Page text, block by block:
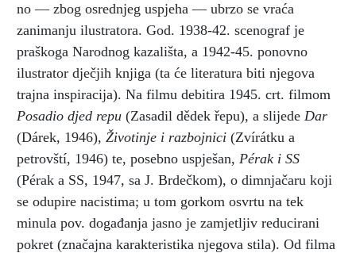
no — zbog osrednjeg uspjeha — ubrzo se vraća
zanimanju ilustratora. God. 1938-42. scenograf je
praškoga Narodnog kazališta, a 1942-45. ponovno
ilustrator dječjih knjiga (ta će literatura biti njegova
trajna inspiracija). Na filmu debitira 1945. crt. filmom
Posadio djed repu (Zasadil dědek řepu), a slijede Dar
(Dárek, 1946), Životinje i razbojnici (Zvírátku a
petrovští, 1946) te, posebno uspješan, Pérak i SS
(Pérak a SS, 1947, sa J. Brdečkom), o dimnjačaru koji
se odupire nacistima; u tom gorkom osvrtu na tek
minula pov. događanja jasno je zamjetljiv reducirani
pokret (značajna karakteristika njegova stila). Od filma